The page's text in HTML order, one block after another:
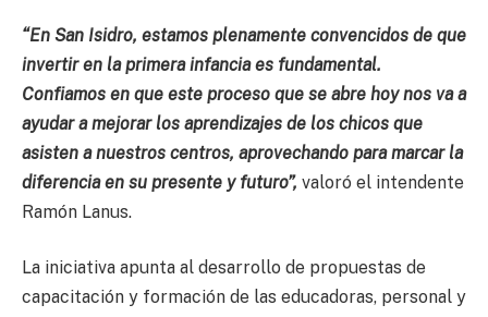
“En San Isidro, estamos plenamente convencidos de que
invertir en la primera infancia es fundamental.
Confiamos en que este proceso que se abre hoy nos va a
ayudar a mejorar los aprendizajes de los chicos que
asisten a nuestros centros, aprovechando para marcar la
diferencia en su presente y futuro”, valoró el intendente
Ramón Lanus.
La iniciativa apunta al desarrollo de propuestas de
capacitación y formación de las educadoras, personal y